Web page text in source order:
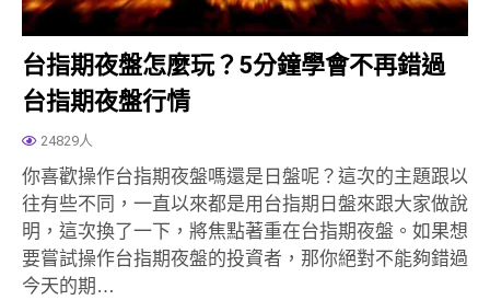
台指期夜盤怎麼玩？5分鐘學會不再錯過
台指期夜盤行情
24829人
你喜歡操作台指期夜盤嗎還是日盤呢？這次的主題跟以
往有些不同，一直以來都是用台指期日盤來跟大家做說
明，這次換了一下，將焦點著重在台指期夜盤。如果想
要嘗試操作台指期夜盤的投資者，那你絕對不能夠錯過
今天的期…